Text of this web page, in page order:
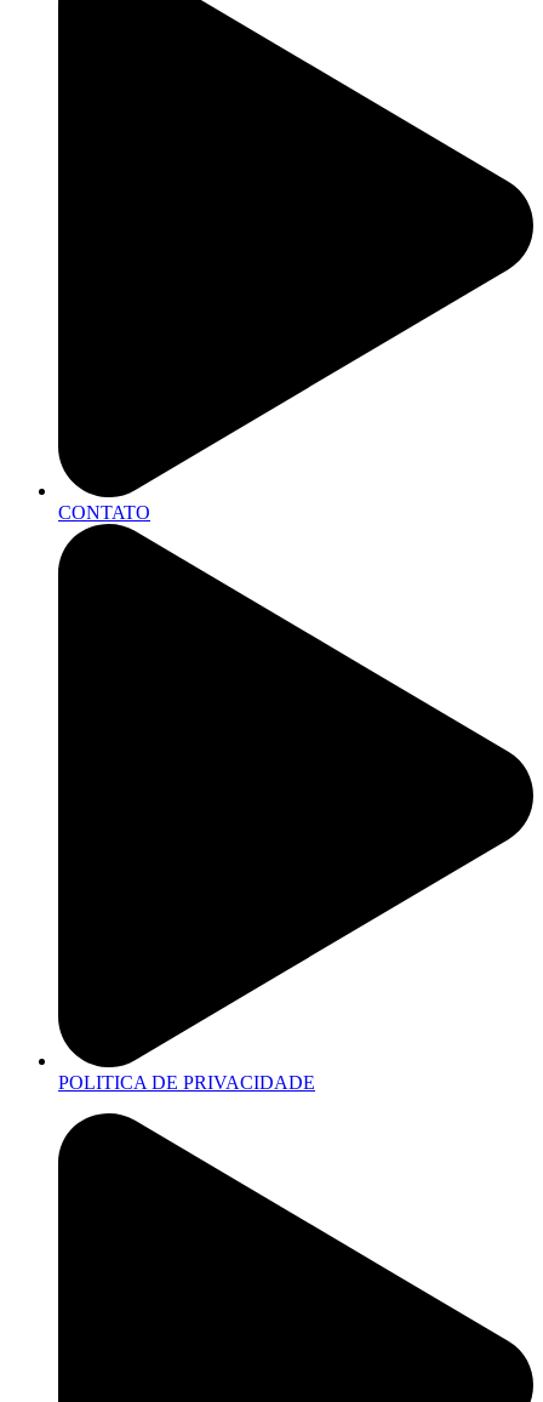
CONTATO
POLITICA DE PRIVACIDADE